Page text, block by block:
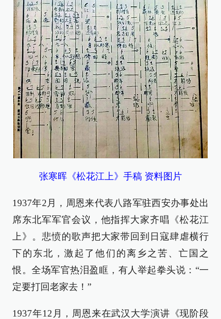
张寒晖《松花江上》手稿 资料图片
1937年2月，周恩来代表八路军驻西安办事处出
席东北军军官会议，他指挥大家齐唱《松花江
上》。悲愤的歌声把大家带回到日寇肆虐横行
下的东北，激起了他们的离乡之苦、亡国之
恨。全场军官热泪盈眶，有人举起拳头说：“一
定要打回老家去！”
1937年12月，周恩来在武汉大学演讲《现阶段